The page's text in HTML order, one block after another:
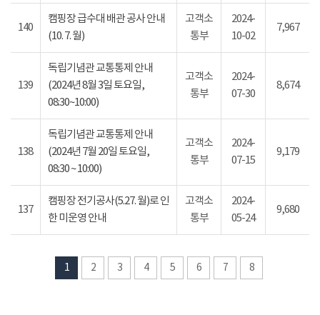
140
캠핑장 급수대 배관 공사 안내
(10. 7. 월)
고객소
통부
2024-
10-02
7,967
139
독립기념관 교통통제 안내
(2024년 8월 3일 토요일,
08:30~10:00)
고객소
통부
2024-
07-30
8,674
138
독립기념관 교통통제 안내
(2024년 7월 20일 토요일,
08:30 ~ 10:00)
고객소
통부
2024-
07-15
9,179
137
캠핑장 전기공사(5.27. 월)로 인
한 미운영 안내
고객소
통부
2024-
05-24
9,680
1 2 3 4 5 6 7 8